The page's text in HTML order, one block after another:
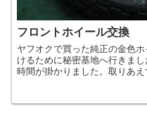
フロントホイール交換
ヤフオクで買った純正の金色
けるために秘密基地へ行きま
時間が掛かりました。取りあ